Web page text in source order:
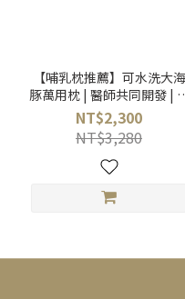
【哺乳枕推薦】可水洗大海
豚萬用枕 | 醫師共同開發 |
孕至產後哺乳適用
NT$2,300
NT$3,280